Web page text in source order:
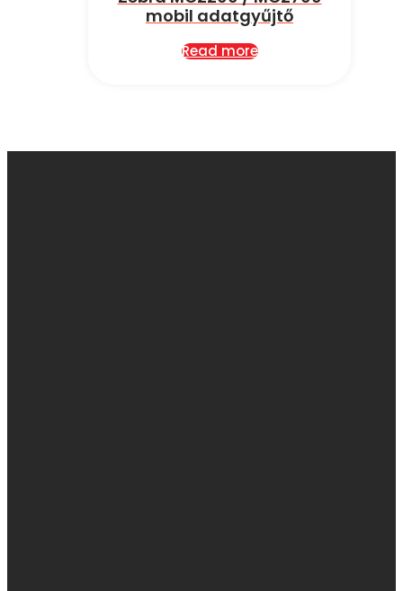
mobil adatgyűjtő
Read more